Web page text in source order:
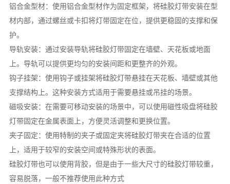
铝合金型材：使用铝合金型材作为固定框架，将硅胶灯带安装在型
材内部，通过螺丝或卡扣将灯带固定在位，提供更稳固的支撑和保
护。
导轨安装：通过安装导轨将硅胶灯带固定在墙壁、天花板或地面
上。导轨可以提供更均匀的安装间距和更整齐的外观。
钩子挂架：使用钩子或挂架将硅胶灯带悬挂在天花板、墙壁或其他
支撑结构上。这种安装方式适用于需要悬挂或吊挂的场景。
磁吸安装：在需要可移动安装的场景中，可以使用磁性吸盘将硅胶
灯带固定在金属表面上，方便灵活调整和更换位置。
夹子固定：使用特制的夹子或固定夹将硅胶灯带夹在合适的位置
上，适用于较窄的安装空间或特殊形状的表面。
硅胶灯带也可以使用背胶，但是由于一些大尺寸的硅胶灯带较重，
容易脱落，一般不推荐使用此种方式